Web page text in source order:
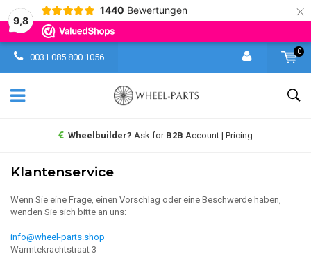
9,8
1440 Bewertungen ×
0031 085 800 1056
0
Wheelbuilder? Ask for B2B Account | Pricing
Klantenservice
Wenn Sie eine Frage, einen Vorschlag oder eine Beschwerde haben,
wenden Sie sich bitte an uns:
info@wheel-parts.shop
Warmtekrachtstraat 3